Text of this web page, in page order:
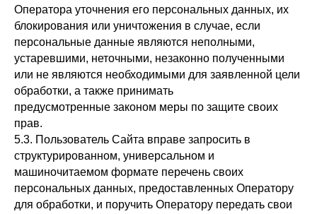
Оператора уточнения его персональных данных, их
блокирования или уничтожения в случае, если
персональные данные являются неполными,
устаревшими, неточными, незаконно полученными
или не являются необходимыми для заявленной цели
обработки, а также принимать
предусмотренные законом меры по защите своих
прав.
5.3. Пользователь Сайта вправе запросить в
структурированном, универсальном и
машиночитаемом формате перечень своих
персональных данных, предоставленных Оператору
для обработки, и поручить Оператору передать свои